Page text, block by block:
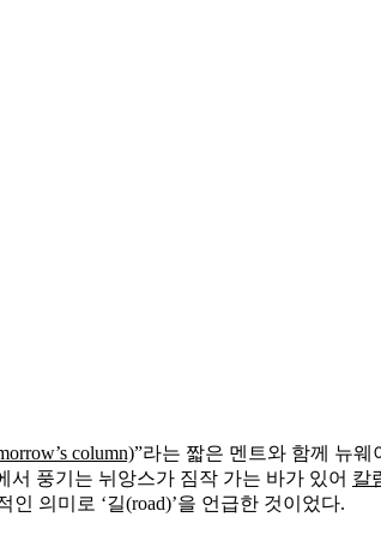
column)”라는 짧은 멘트와 함께 뉴웨
풍기는 뉘앙스가 짐작 가는 바가 있어 칼
의미로 ‘길(road)’을 언급한 것이었다.